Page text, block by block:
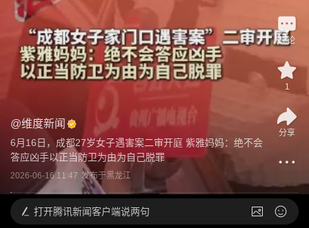
@维度新闻
6月16日，成都27岁女子遇害案二审开庭 紫雅妈妈：绝不会
答应凶手以正当防卫为由为自己脱罪
2026-06-16 11:47 发布于黑龙江
评论
1
分享
打开腾讯新闻客户端说两句